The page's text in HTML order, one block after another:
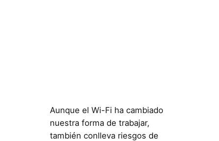
Aunque el Wi-Fi ha cambiado
nuestra forma de trabajar,
también conlleva riesgos de